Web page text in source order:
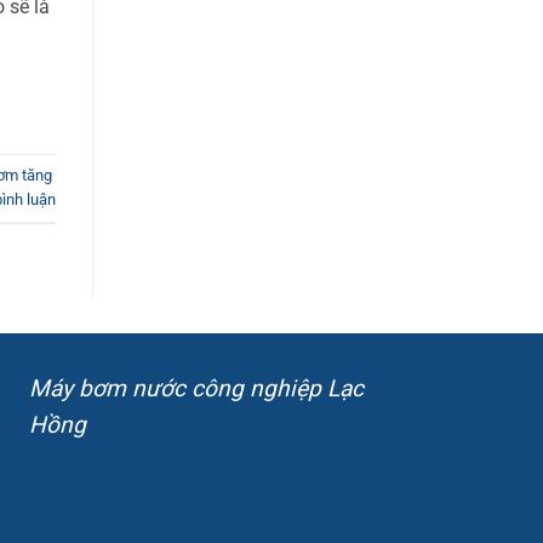
sẽ là
tăng
luận
Máy bơm nước công nghiệp Lạc
Hồng